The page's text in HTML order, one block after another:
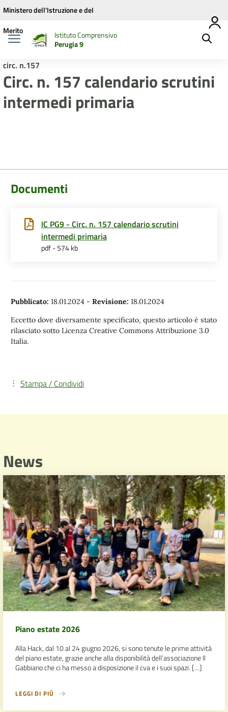
Vai ai contenuti
Vai al menu di navigazione
Vai al footer
Ministero dell'Istruzione e del
Merito
Istituto Comprensivo
Perugia 9
circ. n.157
Circ. n. 157 calendario scrutini
intermedi primaria
Documenti
IC PG9 - Circ. n. 157 calendario scrutini
intermedi primaria
pdf - 574 kb
Pubblicato: 18.01.2024 - Revisione: 18.01.2024
Eccetto dove diversamente specificato, questo articolo è stato
rilasciato sotto Licenza Creative Commons Attribuzione 3.0
Italia.
Stampa / Condividi
News
Piano estate 2026
Alla Hack, dal 10 al 24 giugno 2026, si sono tenute le prime attività
del piano estate, grazie anche alla disponibilità dell’associazione Il
Gabbiano che ci ha messo a disposizione il cva e i suoi spazi. […]
LEGGI DI PIÙ